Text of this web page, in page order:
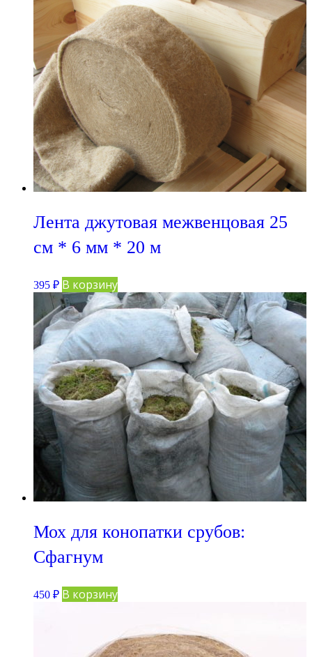
Лента джутовая межвенцовая 25
см * 6 мм * 20 м
395 ₽ В корзину
Мох для конопатки срубов:
Сфагнум
450 ₽ В корзину